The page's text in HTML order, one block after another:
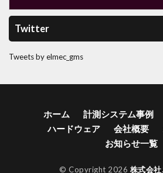
Twitter
Tweets by elmec_gms
ホーム 計測システム事例
ハードウェア
会社概要
お知らせ一覧
© Copyright 2026 株式会